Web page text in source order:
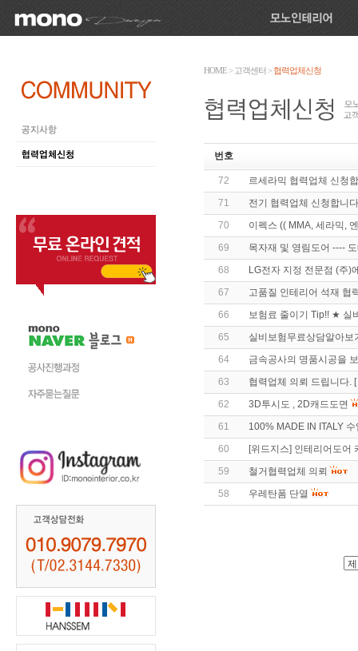
HOME > 고객센터 >협력업체신청
번호
72
르세라믹 협력업체 신청
71
전기 협력업체 신청합니
70
이펙스 (( MMA, 세라믹,
69
목자재 및 영림도어 ----
68
LG전자 지정 전문점 (주)
67
고품질 인테리어 석재 협
66
보험료 줄이기 Tip!! ★ 실
65
실비보험무료상담알아보
64
금속공사의 명품시공을
63
협력업체 의뢰 드립니다.
62
3D투시도 , 2D캐드도면
61
100% MADE IN ITALY
60
[위드지스] 인테리어도어
59
철거협력업체 의뢰
58
우레탄폼 단열